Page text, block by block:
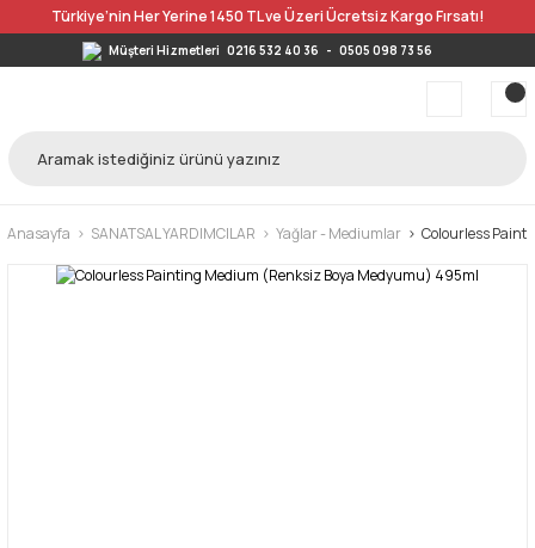
Türkiye’nin Her Yerine 1450 TL ve Üzeri Ücretsiz Kargo Fırsatı!
Müşteri Hizmetleri 0216 532 40 36 - 0505 098 73 56
Anasayfa SANATSAL YARDIMCILAR Yağlar - Mediumlar Colourless